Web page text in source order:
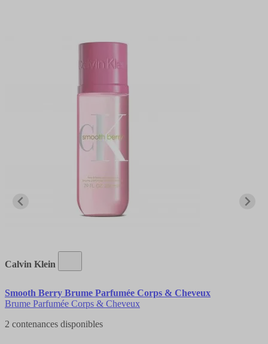
Calvin Klein
Smooth Berry Brume Parfumée Corps & Cheveux
Brume Parfumée Corps & Cheveux
2 contenances disponibles